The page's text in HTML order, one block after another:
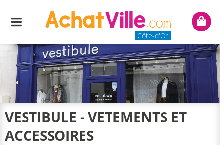
Menu
Côte-d'Or
Mon
VESTIBULE - VETEMENTS ET
ACCESSOIRES